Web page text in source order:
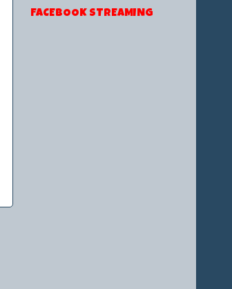
FACEBOOK STREAMING